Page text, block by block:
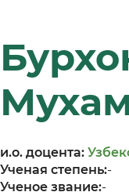
и.о. доцента:
Ученая степень:-
Ученое звание:-